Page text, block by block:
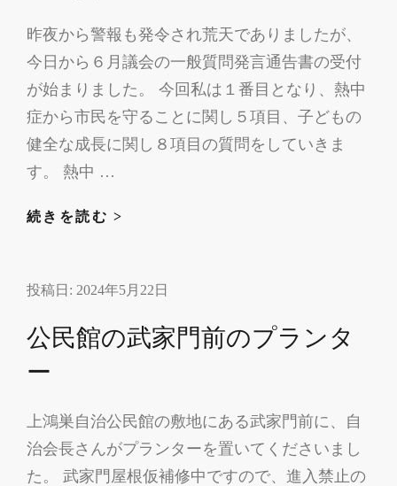
昨夜から警報も発令され荒天でありましたが、
今日から６月議会の一般質問発言通告書の受付
が始まりました。 今回私は１番目となり、熱中
症から市民を守ることに関し５項目、子どもの
健全な成長に関し８項目の質問をしていきま
す。 熱中 …
続きを読む >
問
付
投稿日: 2024年5月22日
公民館の武家門前のプランタ
ー
上鴻巣自治公民館の敷地にある武家門前に、自
治会長さんがプランターを置いてくださいまし
た。 武家門屋根仮補修中ですので、進入禁止の